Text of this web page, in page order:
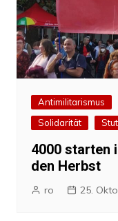
Antimilitarismus
Solidarität
4000 starten
den Herbst
ro 25.